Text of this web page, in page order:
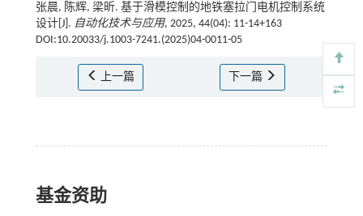
张晨, 陈辉, 梁昕. 基于滑模控制的地铁塞拉门电机控制系统
设计[J]. 自动化技术与应用, 2025, 44(04): 11-14+163
DOI:10.20033/j.1003-7241.(2025)04-0011-05
上一篇 下一篇
基金资助